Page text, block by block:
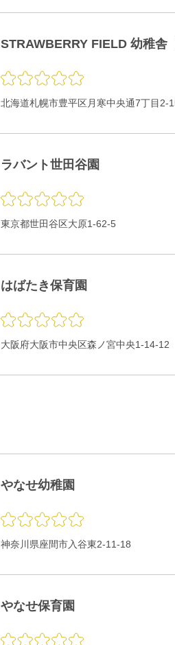
STRAWBERRY FIELD 幼稚舎
北海道札幌市豊平区月寒中央通7丁目2-
ラバント世田谷園
東京都世田谷区大原1-62-5
はばたき保育園
大阪府大阪市中央区森ノ宮中央1-14-12
やなせ幼稚園
神奈川県座間市入谷東2-11-18
やなせ保育園